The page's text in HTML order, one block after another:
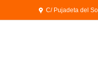
C/ Pujadeta del